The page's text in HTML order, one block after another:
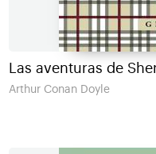
Las aventuras de
Arthur Conan Doyle